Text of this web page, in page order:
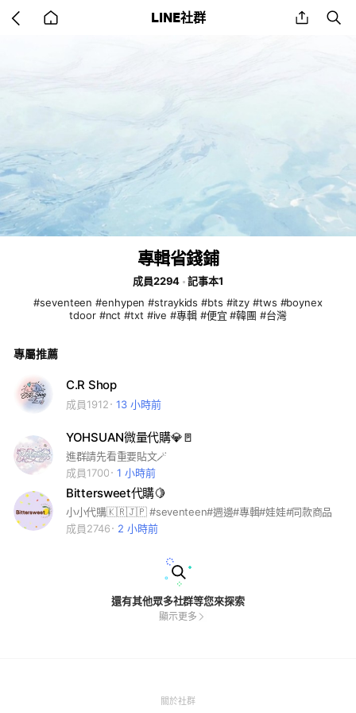
back LINE社群 share
專輯省錢鋪
成員2294
記事本1
#seventeen #enhypen #straykids #bts #itzy #tws #boynex
tdoor #nct #txt #ive #專輯 #便宜 #韓團 #台灣
專屬推薦
C.R Shop
成員1912 13 小時前
YOHSUAN微量代購💎🚪
進群請先看重要貼文🪄
成員1700
1 小時前
Bittersweet代購🍋
小小代購🇰🇷🇯🇵 #seventeen#週邊#專輯#娃娃#同款商品
成員2746
2 小時前
還有其他眾多社群等您來探索
顯示更多
關於社群(Open